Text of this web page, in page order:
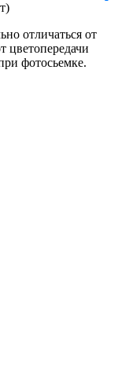
отличаться от
цветопередачи
фотосьемке.